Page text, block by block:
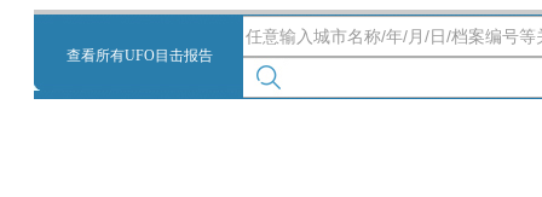
查看所有UFO目击报告